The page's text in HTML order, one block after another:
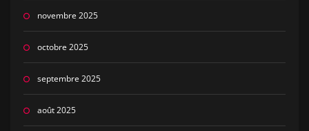
novembre 2025
octobre 2025
septembre 2025
août 2025